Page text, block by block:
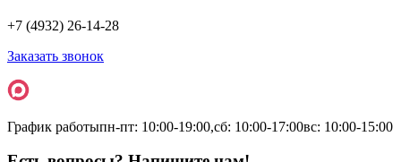
+7 (4932) 26-14-28
Заказать звонок
График работыпн-пт: 10:00-19:00,сб: 10:00-17:00вс: 10:00-15:00